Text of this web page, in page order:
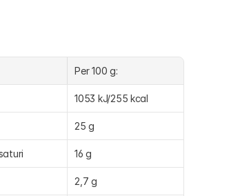
Per 100 g:
1053 kJ/255 kcal
25 g
16 g
2,7 g